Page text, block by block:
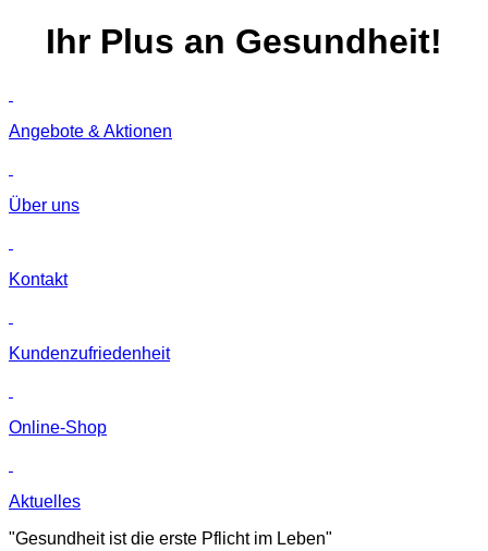
Ihr Plus an Gesundheit!
Angebote & Aktionen
Über uns
Kontakt
Kunden­zufriedenheit
Online-Shop
Aktuelles
"Gesundheit ist die erste Pflicht im Leben"